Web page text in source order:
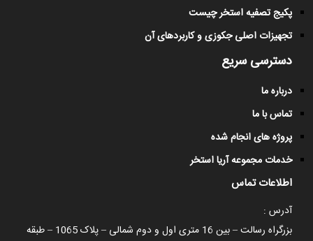
پکیج تصفیه استخر چیست
تجهیزات اصلی جکوزی و کاربردهای آن
دسترسی سریع
درباره ما
تماس با ما
پروژه های انجام شده
خدمات مجموعه آریا استخر
اطلاعات تماس
آدرس :
بزرگراه رسالت – بین 16 متری اول و دوم شمالی – پلاک 1065 – طبقه